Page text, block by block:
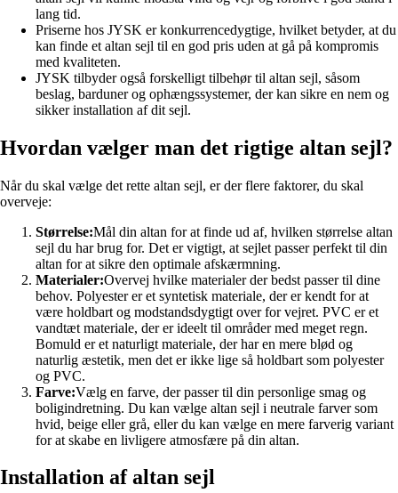
lang tid.
Priserne hos JYSK er konkurrencedygtige, hvilket betyder, at du
kan finde et altan sejl til en god pris uden at gå på kompromis
med kvaliteten.
JYSK tilbyder også forskelligt tilbehør til altan sejl, såsom
beslag, barduner og ophængssystemer, der kan sikre en nem og
sikker installation af dit sejl.
Hvordan vælger man det rigtige altan sejl?
Når du skal vælge det rette altan sejl, er der flere faktorer, du skal
overveje:
Størrelse:Mål din altan for at finde ud af, hvilken størrelse altan
sejl du har brug for. Det er vigtigt, at sejlet passer perfekt til din
altan for at sikre den optimale afskærmning.
Materialer:Overvej hvilke materialer der bedst passer til dine
behov. Polyester er et syntetisk materiale, der er kendt for at
være holdbart og modstandsdygtigt over for vejret. PVC er et
vandtæt materiale, der er ideelt til områder med meget regn.
Bomuld er et naturligt materiale, der har en mere blød og
naturlig æstetik, men det er ikke lige så holdbart som polyester
og PVC.
Farve:Vælg en farve, der passer til din personlige smag og
boligindretning. Du kan vælge altan sejl i neutrale farver som
hvid, beige eller grå, eller du kan vælge en mere farverig variant
for at skabe en livligere atmosfære på din altan.
Installation af altan sejl